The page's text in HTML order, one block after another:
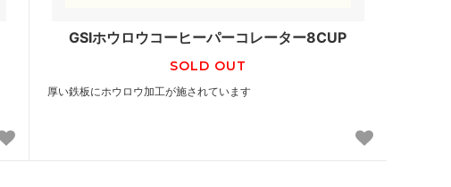
GSIホウロウコーヒーパーコレーター8CUP
SOLD OUT
厚い鉄板にホウロウ加工が施されています